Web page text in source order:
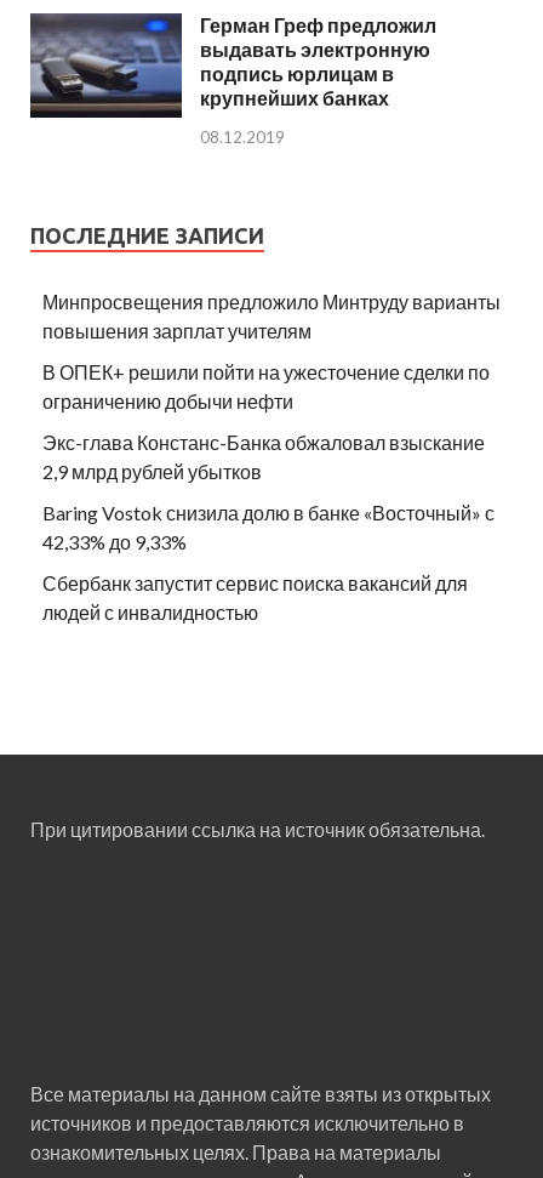
Герман Греф предложил
выдавать электронную
подпись юрлицам в
крупнейших банках
08.12.2019
ПОСЛЕДНИЕ ЗАПИСИ
Минпросвещения предложило Минтруду варианты
повышения зарплат учителям
В ОПЕК+ решили пойти на ужесточение сделки по
ограничению добычи нефти
Экс-глава Констанс-Банка обжаловал взыскание
2,9 млрд рублей убытков
Baring Vostok снизила долю в банке «Восточный» с
42,33% до 9,33%
Сбербанк запустит сервис поиска вакансий для
людей с инвалидностью
При цитировании ссылка на источник обязательна.
Все материалы на данном сайте взяты из открытых
источников и предоставляются исключительно в
ознакомительных целях. Права на материалы